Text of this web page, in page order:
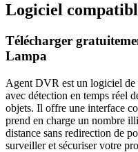
Logiciel
Télécharger
Lampa
Agent DVR est un logiciel
avec détection en temps réel
objets. Il offre une interface
prend en charge un nombre
distance sans redirection de
surveiller et sécuriser votre